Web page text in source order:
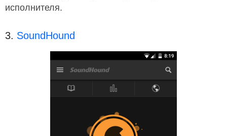
исполнителя.
3. SoundHound